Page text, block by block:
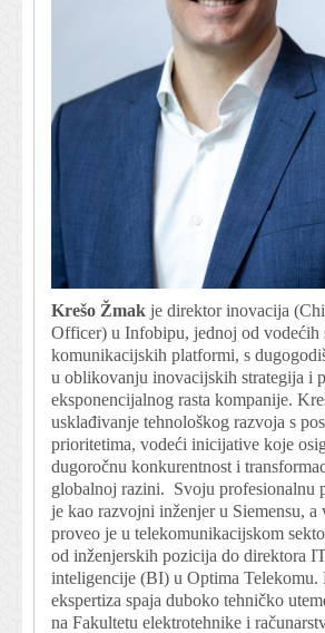
Krešo Žmak je direktor inovacija
Officer) u Infobipu, jednoj od vodećih
komunikacijskih platformi, s
u oblikovanju inovacijskih strategija i
eksponencijalnog rasta kompanije.
usklađivanje tehnološkog razvoja s
prioritetima, vodeći inicijative koje
dugoročnu konkurentnost i
globalnoj razini. Svoju profesionalnu
je kao razvojni inženjer u Siemensu, a
proveo je u telekomunikacijskom
od inženjerskih pozicija do direktora
inteligencije (BI) u Optima Telekomu.
ekspertiza spaja duboko tehničko
na Fakultetu elektrotehnike i